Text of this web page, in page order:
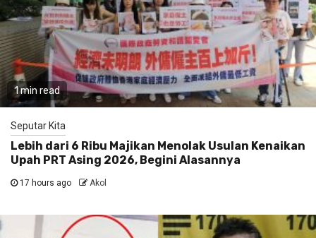
1 min read
Seputar Kita
Lebih dari 6 Ribu Majikan Menolak Usulan Kenaikan
Upah PRT Asing 2026, Begini Alasannya
17 hours ago Akol